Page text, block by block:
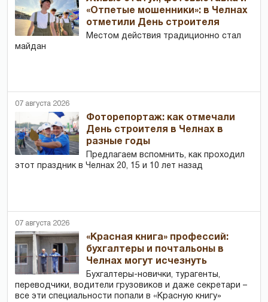
«Отпетые мошенники»: в Челнах
отметили День строителя
Местом действия традиционно стал
майдан
07 августа 2026
Фоторепортаж: как отмечали
День строителя в Челнах в
разные годы
Предлагаем вспомнить, как проходил
этот праздник в Челнах 20, 15 и 10 лет назад
07 августа 2026
«Красная книга» профессий:
бухгалтеры и почтальоны в
Челнах могут исчезнуть
Бухгалтеры-новички, тур­агенты,
переводчики, водители грузовиков и даже секретари –
все эти специальности попали в «Красную книгу»